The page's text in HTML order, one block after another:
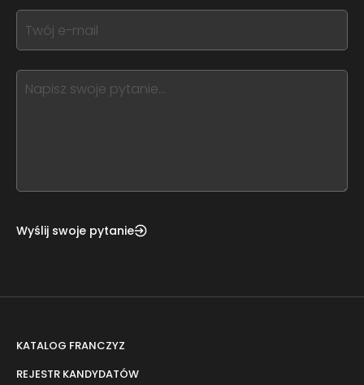
form
field
blank
If
you
this,
leave
Wyślij swoje pytanie
KATALOG FRANCZYZ
REJESTR KANDYDATÓW